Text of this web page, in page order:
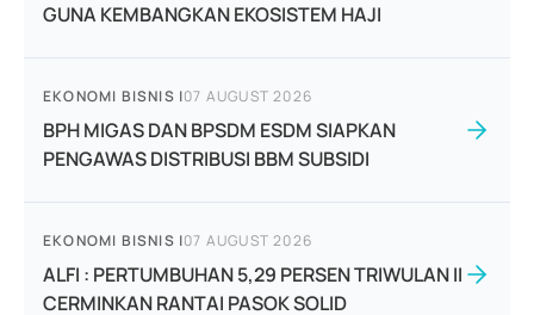
GUNA KEMBANGKAN EKOSISTEM HAJI
EKONOMI BISNIS |07 AUGUST 2026
BPH MIGAS DAN BPSDM ESDM SIAPKAN
PENGAWAS DISTRIBUSI BBM SUBSIDI
EKONOMI BISNIS |07 AUGUST 2026
ALFI : PERTUMBUHAN 5,29 PERSEN TRIWULAN II
CERMINKAN RANTAI PASOK SOLID